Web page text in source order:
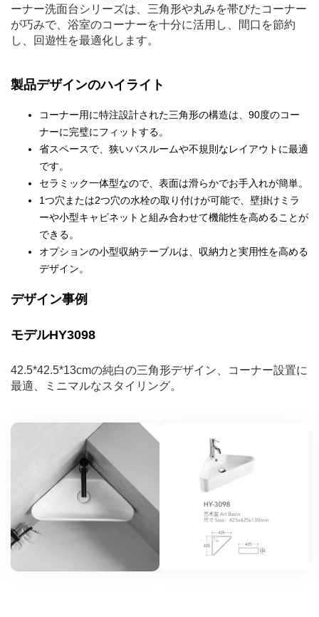
ーナー洗面台シリーズは、三角形や丸みを帯びたコーナー
が巧みで、浴室のコーナーを十分に活用し、間口を節約
し、回遊性を最適化します。
製品デザインのハイライト
コーナー用に特注設計された三角形の構造は、90度のコー
ナーに完璧にフィットする。
省スペースで、狭いバスルームや不規則なレイアウトに最適
です。
セラミック一体型なので、表面は滑らかでお手入れが簡単。
1つ穴または2つ穴の水栓の取り付けが可能で、壁掛けミラ
ーや小型キャビネットと組み合わせて機能性を高めることが
できる。
オプションの小型収納テーブルは、収納力と実用性を高める
デザイン。
デザイン事例
モデルHY3098
42.5*42.5*13cmの純白の三角形デザイン、コーナー設置に
最適、ミニマルなスタイリング。